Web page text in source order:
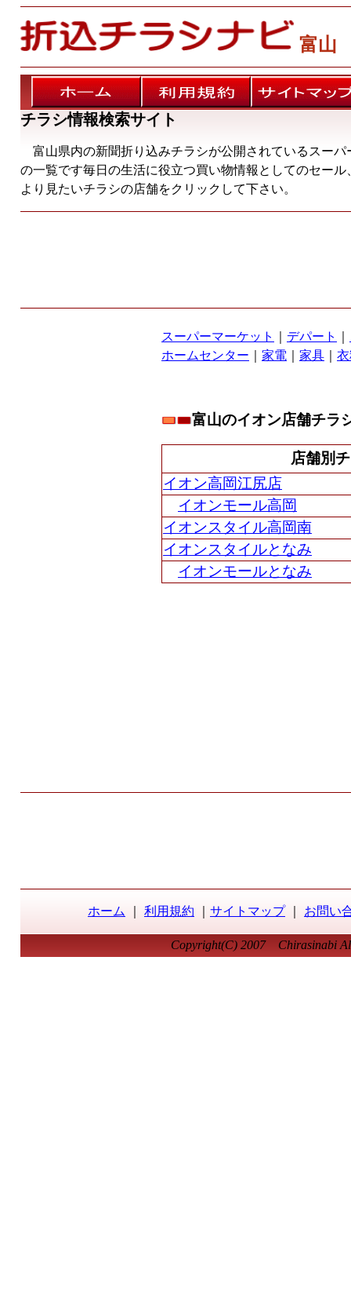
富山
ホーム 利用規約
チラシ情報検索サイト
富山県内の新聞折り込みチラシが公開されているスー
の一覧です毎日の生活に役立つ買い物情報としてのセー
より見たいチラシの店舗をクリックして下さい。
スーパーマーケット デパート
ホームセンター
家電 家具
富山のイオン店舗チラ
店舗別
イオン高岡江尻店
イオンモール高岡
イオンスタイル高岡南
イオンスタイルとなみ
イオンモールとなみ
ホーム 利用規約 サイトマップ｜ お問い
Copyright(C) 2007 Chirasinabi All